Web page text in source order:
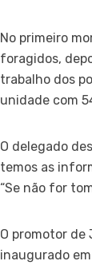
No primeiro
foragidos,
trabalho dos
unidade com
O delegado
temos as
“Se não for
O promotor de
inaugurado